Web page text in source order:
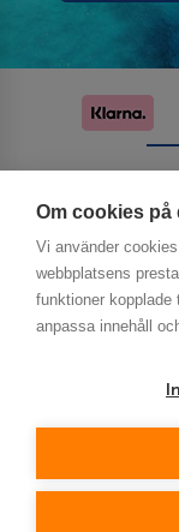
Om cookies på
Vi använder
webbplatsens
funktioner
anpassa innehåll
This site is
Policy